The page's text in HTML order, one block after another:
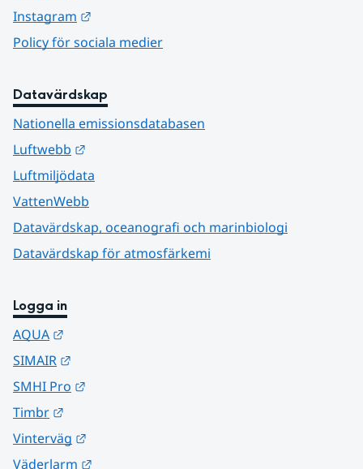
Instagram
Policy för sociala medier
Datavärdskap
Nationella emissionsdatabasen
Luftwebb
Luftmiljödata
VattenWebb
Datavärdskap, oceanografi och marinbiologi
Datavärdskap för atmosfärkemi
Logga in
AQUA
SIMAIR
SMHI Pro
Timbr
Vinterväg
Väderlarm